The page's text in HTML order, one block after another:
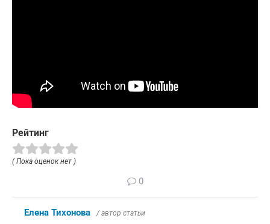
Рейтинг
( Пока оценок нет )
0
Елена Тихонова / автор статьи